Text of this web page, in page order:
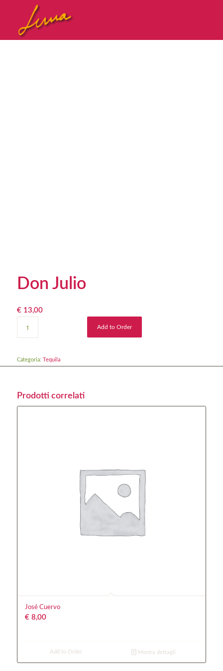
Don Julio
€13,00
Add to Order
Categoria: Tequila
Prodotti correlati
José Cuervo
€8,00
Add to Order Mostra dettagli